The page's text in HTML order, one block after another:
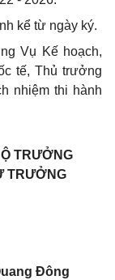
kể từ ngày ký.
Vụ Kế hoạch,
tế, Thủ trưởng
nhiệm thi hành
TRƯỞNG
TRƯỞNG
Đông